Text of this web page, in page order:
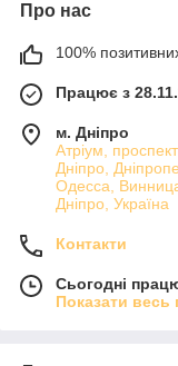
Про нас
100%
Працює з
м. Дніпро
Атріум,
Дніпро,
Одесса,
Дніпро, Україна
Контакти
Сьогодні
Показати весь